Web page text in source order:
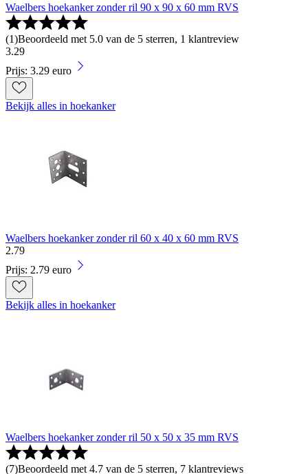
Waelbers hoekanker zonder ril 90 x 90 x 60 mm RVS
(1)Beoordeeld met 5.0 van de 5 sterren, 1 klantreview
3.29
Prijs: 3.29 euro
Bekijk alles in hoekanker
Waelbers hoekanker zonder ril 60 x 40 x 60 mm RVS
2.79
Prijs: 2.79 euro
Bekijk alles in hoekanker
Waelbers hoekanker zonder ril 50 x 50 x 35 mm RVS
(7)Beoordeeld met 4.7 van de 5 sterren, 7 klantreviews